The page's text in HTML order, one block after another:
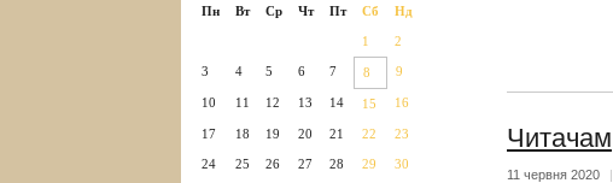
Пн
Вт Ср Чт Пт Сб Нд
1 2
3 4 5 6 7 8 9
10 11 12 13 14 15 16
17 18 19 20 21 22 23
24 25 26 27 28 29 30
Читачам
11 червня 2020 |